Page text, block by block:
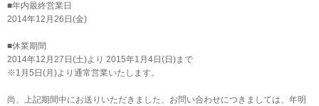
■年内最終営業日
2014年12月26日(金)
■休業期間
2014年12月27日(土)より 2015年1月4日(日)まで
※1月5日(月)より通常営業いたします。
尚、上記期間中にお送りいただきました、お問い合わせにつきましては、年明